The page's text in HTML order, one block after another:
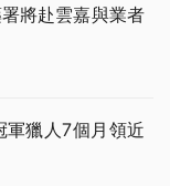
將赴雲嘉與業者
軍獵人7個月領近